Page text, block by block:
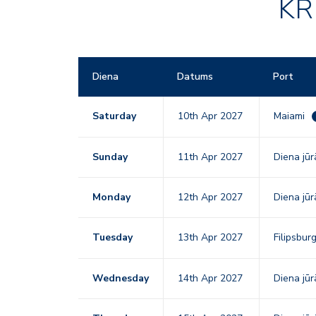
Diena Datums Port
Saturday 10th Apr 2027 Maiami
Sunday 11th Apr 2027 Diena
Monday 12th Apr 2027 Diena
Tuesday 13th Apr 2027
Wednesday 14th Apr 2027 Diena